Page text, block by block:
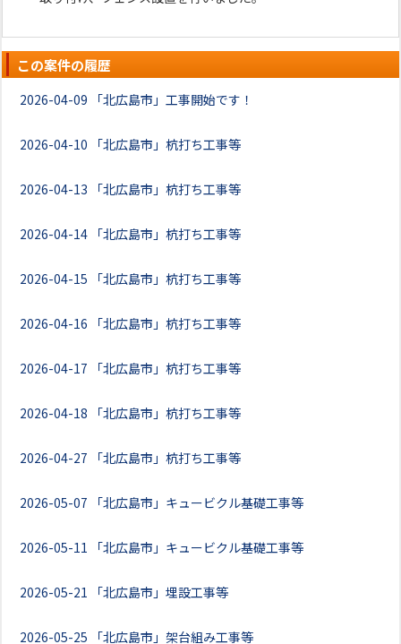
この案件の履歴
2026-04-09 「北広島市」工事開始です！
2026-04-10 「北広島市」杭打ち工事等
2026-04-13 「北広島市」杭打ち工事等
2026-04-14 「北広島市」杭打ち工事等
2026-04-15 「北広島市」杭打ち工事等
2026-04-16 「北広島市」杭打ち工事等
2026-04-17 「北広島市」杭打ち工事等
2026-04-18 「北広島市」杭打ち工事等
2026-04-27 「北広島市」杭打ち工事等
2026-05-07 「北広島市」キュービクル基礎工事等
2026-05-11 「北広島市」キュービクル基礎工事等
2026-05-21 「北広島市」埋設工事等
2026-05-25 「北広島市」架台組み工事等